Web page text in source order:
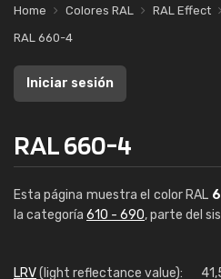
Home Colores RAL RAL Effect
RAL 660-4
Iniciar sesión
RAL 660-4
Esta página muestra el color RAL
la categoría 610 - 690, parte del
LRV(light reflectance value):